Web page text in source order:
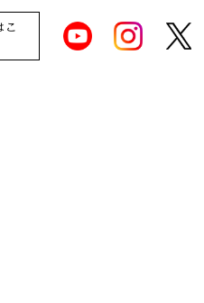
こ